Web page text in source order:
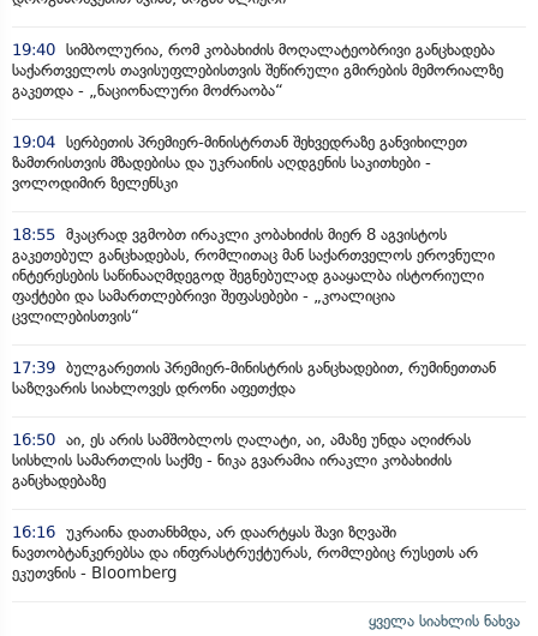
19:40 სიმბოლურია, რომ კობახიძის მოღალატეობრივი განცხადება
საქართველოს თავისუფლებისთვის შეწირული გმირების მემორიალზე
გაკეთდა - „ნაციონალური მოძრაობა“
19:04 სერბეთის პრემიერ-მინისტრთან შეხვედრაზე განვიხილეთ
ზამთრისთვის მზადებისა და უკრაინის აღდგენის საკითხები -
ვოლოდიმირ ზელენსკი
18:55 მკაცრად ვგმობთ ირაკლი კობახიძის მიერ 8 აგვისტოს
გაკეთებულ განცხადებას, რომლითაც მან საქართველოს ეროვნული
ინტერესების საწინააღმდეგოდ შეგნებულად გააყალბა ისტორიული
ფაქტები და სამართლებრივი შეფასებები - „კოალიცია
ცვლილებისთვის“
17:39 ბულგარეთის პრემიერ-მინისტრის განცხადებით, რუმინეთთან
საზღვარის სიახლოვეს დრონი აფეთქდა
16:50 აი, ეს არის სამშობლოს ღალატი, აი, ამაზე უნდა აღიძრას
სისხლის სამართლის საქმე - ნიკა გვარამია ირაკლი კობახიძის
განცხადებაზე
16:16 უკრაინა დათანხმდა, არ დაარტყას შავი ზღვაში
ნავთობტანკერებსა და ინფრასტრუქტურას, რომლებიც რუსეთს არ
ეკუთვნის - Bloomberg
ყველა სიახლის ნახვა